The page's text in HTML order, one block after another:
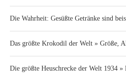
Die Wahrheit: Gesüßte Getränke sind
Das größte Krokodil der Welt » Größe,
Die größte Heuschrecke der Welt 1934 »